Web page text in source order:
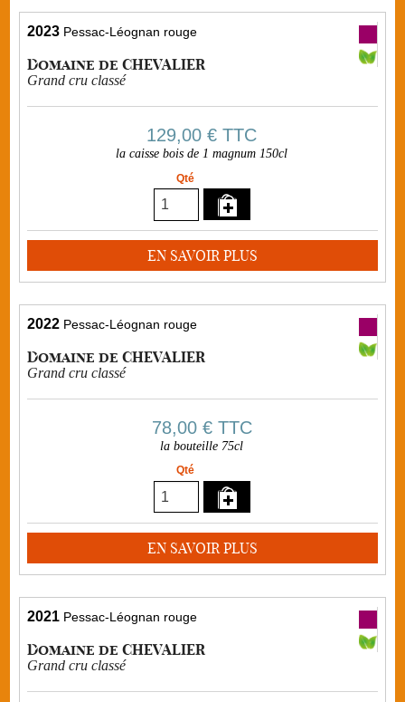
2023 Pessac-Léognan rouge
Domaine de CHEVALIER
Grand cru classé
129,00 € TTC
la caisse bois de 1 magnum 150cl
Qté
EN SAVOIR PLUS
2022 Pessac-Léognan rouge
Domaine de CHEVALIER
Grand cru classé
78,00 €TTC
la bouteille 75cl
Qté
EN SAVOIR PLUS
2021 Pessac-Léognan rouge
Domaine de CHEVALIER
Grand cru classé